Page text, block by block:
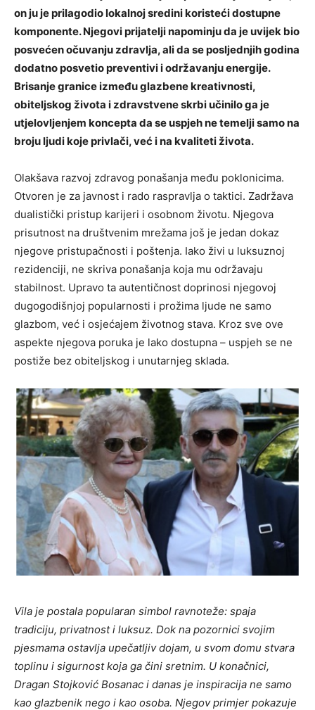
on ju je prilagodio lokalnoj sredini koristeći dostupne
komponente. Njegovi prijatelji napominju da je uvijek bio
posvećen očuvanju zdravlja, ali da se posljednjih godina
dodatno posvetio preventivi i održavanju energije.
Brisanje granice između glazbene kreativnosti,
obiteljskog života i zdravstvene skrbi učinilo ga je
utjelovljenjem koncepta da se uspjeh ne temelji samo na
broju ljudi koje privlači, već i na kvaliteti života.
Olakšava razvoj zdravog ponašanja među poklonicima.
Otvoren je za javnost i rado raspravlja o taktici. Zadržava
dualistički pristup karijeri i osobnom životu. Njegova
prisutnost na društvenim mrežama još je jedan dokaz
njegove pristupačnosti i poštenja. Iako živi u luksuznoj
rezidenciji, ne skriva ponašanja koja mu održavaju
stabilnost. Upravo ta autentičnost doprinosi njegovoj
dugogodišnjoj popularnosti i prožima ljude ne samo
glazbom, već i osjećajem životnog stava. Kroz sve ove
aspekte njegova poruka je lako dostupna – uspjeh se ne
postiže bez obiteljskog i unutarnjeg sklada.
Vila je postala popularan simbol ravnoteže: spaja
tradiciju, privatnost i luksuz. Dok na pozornici svojim
pjesmama ostavlja upečatljiv dojam, u svom domu stvara
toplinu i sigurnost koja ga čini sretnim. U konačnici,
Dragan Stojković Bosanac i danas je inspiracija ne samo
kao glazbenik nego i kao osoba. Njegov primjer pokazuje